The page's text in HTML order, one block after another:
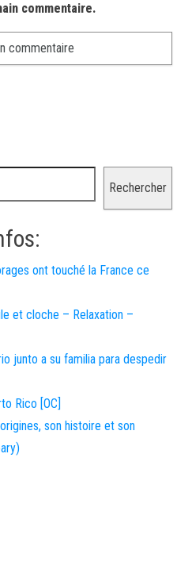
commentaire.
Rechercher
ont touché la France ce
et cloche – Relaxation –
junto a su familia para despedir
Rico [OC]
son histoire et son